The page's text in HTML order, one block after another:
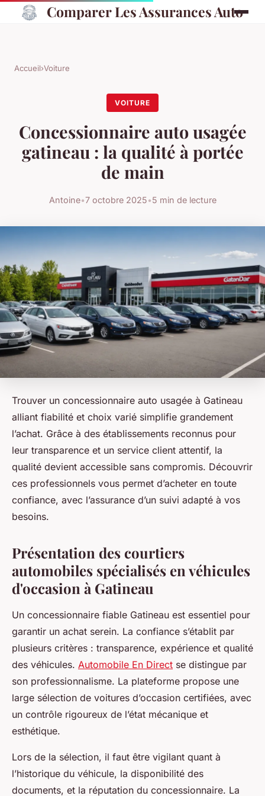
Comparer Les Assurances Auto
Accueil›Voiture
VOITURE
Concessionnaire auto usagée
gatineau : la qualité à portée
de main
Antoine•7 octobre 2025•5 min de lecture
Trouver un concessionnaire auto usagée à Gatineau
alliant fiabilité et choix varié simplifie grandement
l’achat. Grâce à des établissements reconnus pour
leur transparence et un service client attentif, la
qualité devient accessible sans compromis. Découvrir
ces professionnels vous permet d’acheter en toute
confiance, avec l’assurance d’un suivi adapté à vos
besoins.
Présentation des courtiers
automobiles spécialisés en véhicules
d'occasion à Gatineau
Un concessionnaire fiable Gatineau est essentiel pour
garantir un achat serein. La confiance s’établit par
plusieurs critères : transparence, expérience et qualité
des véhicules. Automobile En Direct se distingue par
son professionnalisme. La plateforme propose une
large sélection de voitures d’occasion certifiées, avec
un contrôle rigoureux de l’état mécanique et
esthétique.
Lors de la sélection, il faut être vigilant quant à
l’historique du véhicule, la disponibilité des
documents, et la réputation du concessionnaire. La